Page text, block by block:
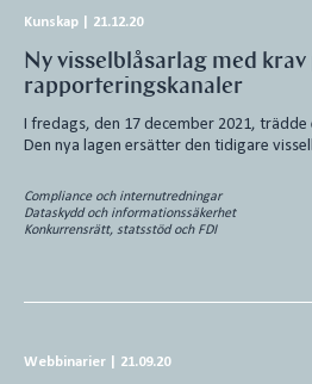
Kunskap 21.12.20
Ny visselblåsarlag med
rapporteringskanaler
I fredags, den 17 december 2021,
Den nya lagen ersätter den tidigare
Compliance och internutredningar
Dataskydd och informationssäkerhet
Konkurrensrätt, statsstöd och FDI
Webbinarier 21.09.20